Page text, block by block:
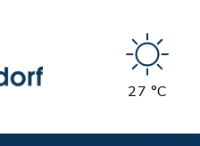
27 °C